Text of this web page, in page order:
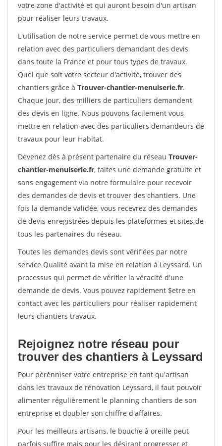
votre zone d'activité et qui auront besoin d'un artisan
pour réaliser leurs travaux.
L'utilisation de notre service permet de vous mettre en
relation avec des particuliers demandant des devis
dans toute la France et pour tous types de travaux.
Quel que soit votre secteur d'activité, trouver des
chantiers grâce à Trouver-chantier-menuiserie.fr.
Chaque jour, des milliers de particuliers demandent
des devis en ligne. Nous pouvons facilement vous
mettre en relation avec des particuliers demandeurs de
travaux pour leur Habitat.
Devenez dès à présent partenaire du réseau Trouver-
chantier-menuiserie.fr, faites une demande gratuite et
sans engagement via notre formulaire pour recevoir
des demandes de devis et trouver des chantiers. Une
fois la demande validée, vous recevrez des demandes
de devis enregistrées depuis les plateformes et sites de
tous les partenaires du réseau.
Toutes les demandes devis sont vérifiées par notre
service Qualité avant la mise en relation à Leyssard. Un
processus qui permet de vérifier la véracité d'une
demande de devis. Vous pouvez rapidement $etre en
contact avec les particuliers pour réaliser rapidement
leurs chantiers travaux.
Rejoignez notre réseau pour
trouver des chantiers à Leyssard
Pour pérénniser votre entreprise en tant qu'artisan
dans les travaux de rénovation Leyssard, il faut pouvoir
alimenter régulièrement le planning chantiers de son
entreprise et doubler son chiffre d'affaires.
Pour les meilleurs artisans, le bouche à oreille peut
parfois suffire mais pour les désirant progresser et